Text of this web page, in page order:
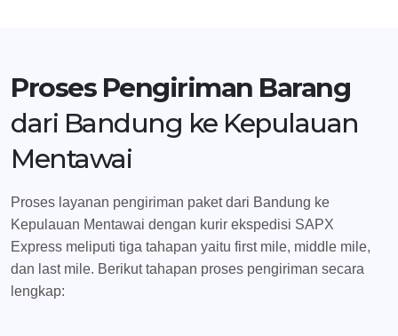
Proses Pengiriman Barang
dari Bandung ke Kepulauan
Mentawai
Proses layanan pengiriman paket dari Bandung ke
Kepulauan Mentawai dengan kurir ekspedisi SAPX
Express meliputi tiga tahapan yaitu first mile, middle mile,
dan last mile. Berikut tahapan proses pengiriman secara
lengkap: